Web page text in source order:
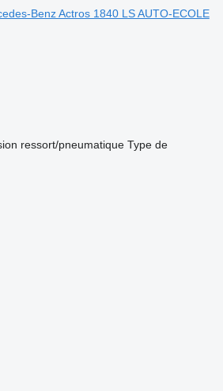
Benz Actros 1840 LS AUTO-ECOLE
ressort/pneumatique Type de